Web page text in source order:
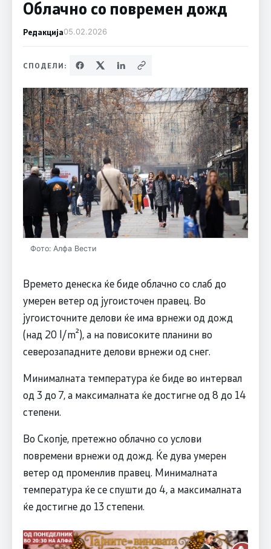
Облачно со повремен дожд
Редакција05.02.2026
СПОДЕЛИ:
Фото: Алфа Вести
Времето денеска ќе биде облачно со слаб до
умерен ветер од југоисточен правец. Во
југоисточните делови ќе има врнежи од дожд
(над 20 l/m²), а на повисоките планини во
северозападните делови врнежи од снег.
Минималната температура ќе биде во интервал
од 3 до 7, а максималната ќе достигне од 8 до 14
степени.
Во Скопје, претежно облачно со услови
повремени врнежи од дожд. Ќе дува умерен
ветер од променлив правец. Минималната
температура ќе се спушти до 4, а максималната
ќе достигне до 13 степени.